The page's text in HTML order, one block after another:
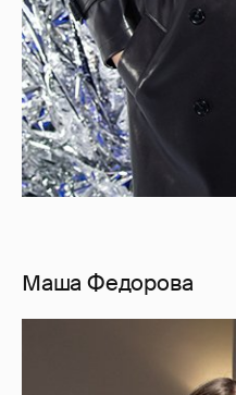
Маша Федорова